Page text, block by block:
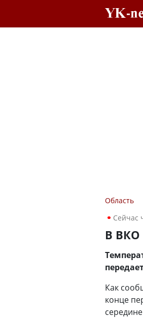
Область
Сейчас
В ВКО
Как
конце